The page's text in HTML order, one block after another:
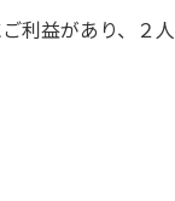
利益があり、２人